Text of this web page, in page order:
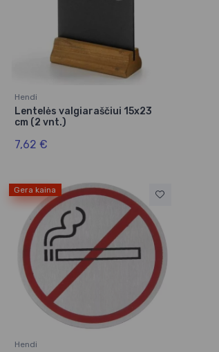
Hendi
Lentelės valgiaraščiui 15x23
cm (2 vnt.)
7,62 €
Gera kaina
Hendi